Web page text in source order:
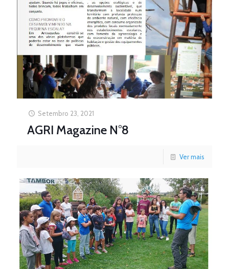
Setembro 23, 2021
AGRI Magazine N°8
Ver mais